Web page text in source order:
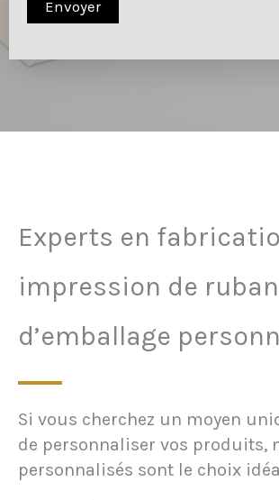
Experts en
impression de
d’emballage
Si vous cherchez un moyen
de personnaliser vos produits,
personnalisés sont le choix